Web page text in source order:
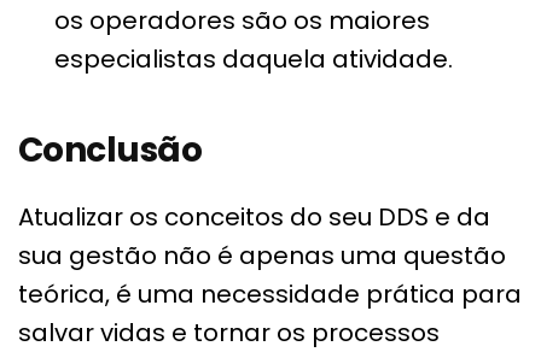
os operadores são os maiores
especialistas daquela atividade.
Conclusão
Atualizar os conceitos do seu DDS e da
sua gestão não é apenas uma questão
teórica, é uma necessidade prática para
salvar vidas e tornar os processos